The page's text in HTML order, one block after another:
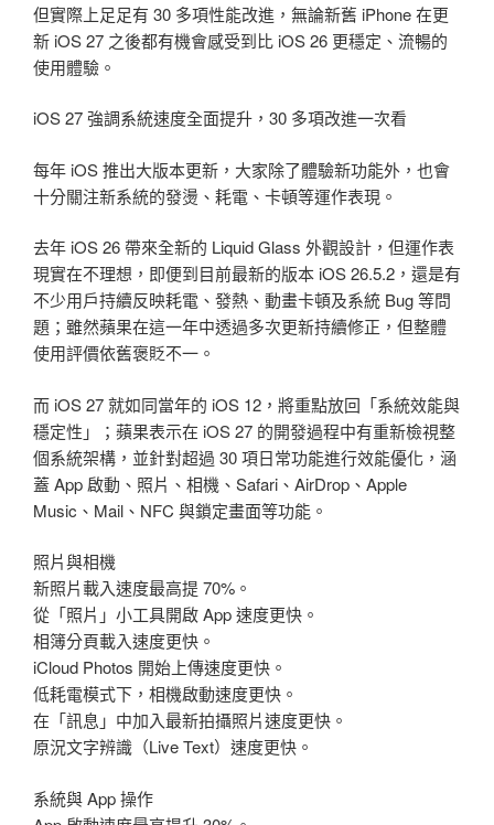
但實際上足足有 30 多項性能改進，無論新舊 iPhone 在更
新 iOS 27 之後都有機會感受到比 iOS 26 更穩定、流暢的
使用體驗。
iOS 27 強調系統速度全面提升，30 多項改進一次看
每年 iOS 推出大版本更新，大家除了體驗新功能外，也會
十分關注新系統的發燙、耗電、卡頓等運作表現。
去年 iOS 26 帶來全新的 Liquid Glass 外觀設計，但運作表
現實在不理想，即便到目前最新的版本 iOS 26.5.2，還是有
不少用戶持續反映耗電、發熱、動畫卡頓及系統 Bug 等問
題；雖然蘋果在這一年中透過多次更新持續修正，但整體
使用評價依舊褒貶不一。
而 iOS 27 就如同當年的 iOS 12，將重點放回「系統效能與
穩定性」；蘋果表示在 iOS 27 的開發過程中有重新檢視整
個系統架構，並針對超過 30 項日常功能進行效能優化，涵
蓋 App 啟動、照片、相機、Safari、AirDrop、Apple
Music、Mail、NFC 與鎖定畫面等功能。
照片與相機
新照片載入速度最高提 70%。
從「照片」小工具開啟 App 速度更快。
相簿分頁載入速度更快。
iCloud Photos 開始上傳速度更快。
低耗電模式下，相機啟動速度更快。
在「訊息」中加入最新拍攝照片速度更快。
原況文字辨識（Live Text）速度更快。
系統與 App 操作